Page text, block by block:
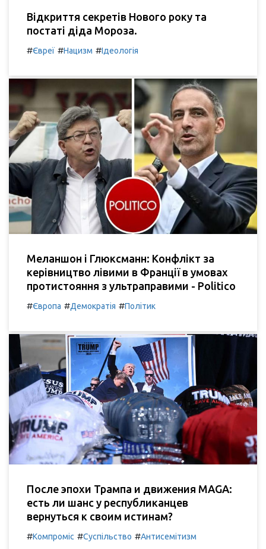
Відкриття секретів Нового року та
постаті діда Мороза.
#Євреї #Нацизм #Ідеологія
Меланшон і Глюксманн: Конфлікт за
керівництво лівими в Франції в умовах
протистояння з ультраправими - Politico
#Європа #Демократія #Політик
После эпохи Трампа и движения MAGA:
есть ли шанс у республиканцев
вернуться к своим истинам?
#Компроміс #Суспільство #Антисемітизм